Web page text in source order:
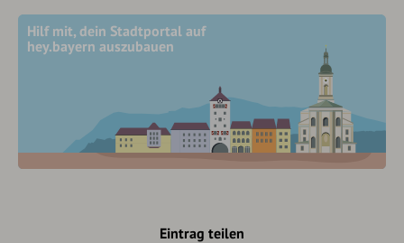
Hilf mit, dein Stadtportal auf
hey.bayern auszubauen
Eintrag teilen